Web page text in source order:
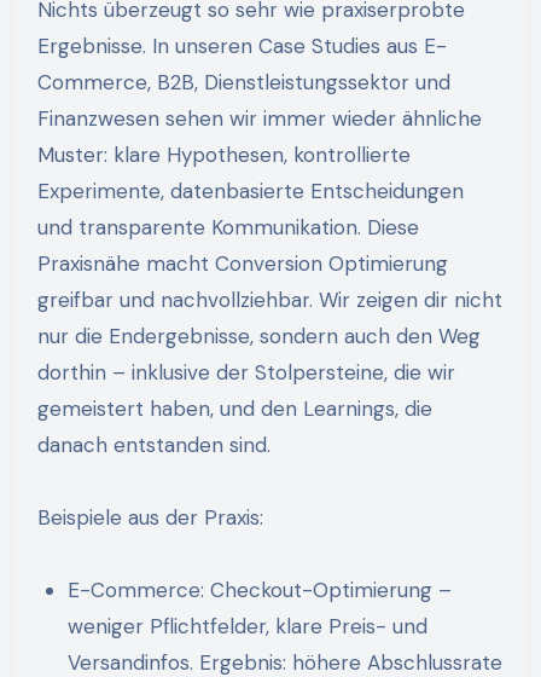
Nichts überzeugt so sehr wie praxiserprobte
Ergebnisse. In unseren Case Studies aus E-
Commerce, B2B, Dienstleistungssektor und
Finanzwesen sehen wir immer wieder ähnliche
Muster: klare Hypothesen, kontrollierte
Experimente, datenbasierte Entscheidungen
und transparente Kommunikation. Diese
Praxisnähe macht Conversion Optimierung
greifbar und nachvollziehbar. Wir zeigen dir nicht
nur die Endergebnisse, sondern auch den Weg
dorthin – inklusive der Stolpersteine, die wir
gemeistert haben, und den Learnings, die
danach entstanden sind.
Beispiele aus der Praxis:
E-Commerce: Checkout-Optimierung –
weniger Pflichtfelder, klare Preis- und
Versandinfos. Ergebnis: höhere Abschlussrate